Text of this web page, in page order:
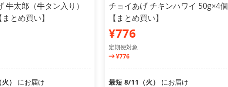
牛太郎（牛タン入り）
とめ買い】
） にお届け
チョイあげ チキンハワイ 50g×4個
【まとめ買い】
¥776
定期便対象
¥776
最短 8/11（火） にお届け